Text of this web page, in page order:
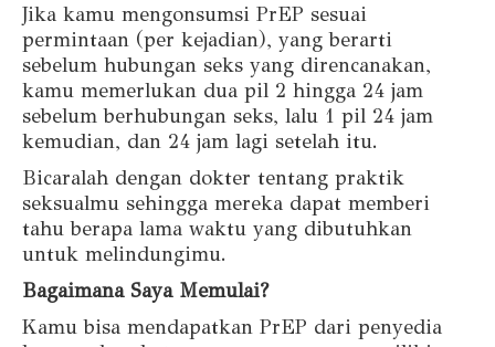
Jika kamu mengonsumsi PrEP sesuai
permintaan (per kejadian), yang berarti
sebelum hubungan seks yang direncanakan,
kamu memerlukan dua pil 2 hingga 24 jam
sebelum berhubungan seks, lalu 1 pil 24 jam
kemudian, dan 24 jam lagi setelah itu.
Bicaralah dengan dokter tentang praktik
seksualmu sehingga mereka dapat memberi
tahu berapa lama waktu yang dibutuhkan
untuk melindungimu.
Bagaimana Saya Memulai?
Kamu bisa mendapatkan PrEP dari penyedia